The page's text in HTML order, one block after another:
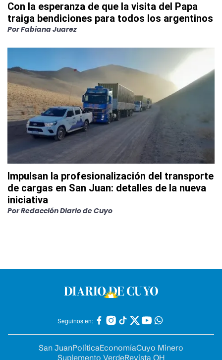
Con la esperanza de que la visita del Papa
traiga bendiciones para todos los argentinos
PorFabiana Juarez
Impulsan la profesionalización del transporte
de cargas en San Juan: detalles de la nueva
iniciativa
PorRedacción Diario de Cuyo
Seguinos en:
San JuanPolíticaEconomíaCuyo Minero
Suplemento VerdeRevista OH